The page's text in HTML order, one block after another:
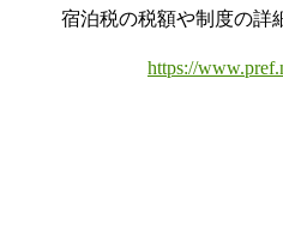
宿泊税の税額や制度の詳
https://